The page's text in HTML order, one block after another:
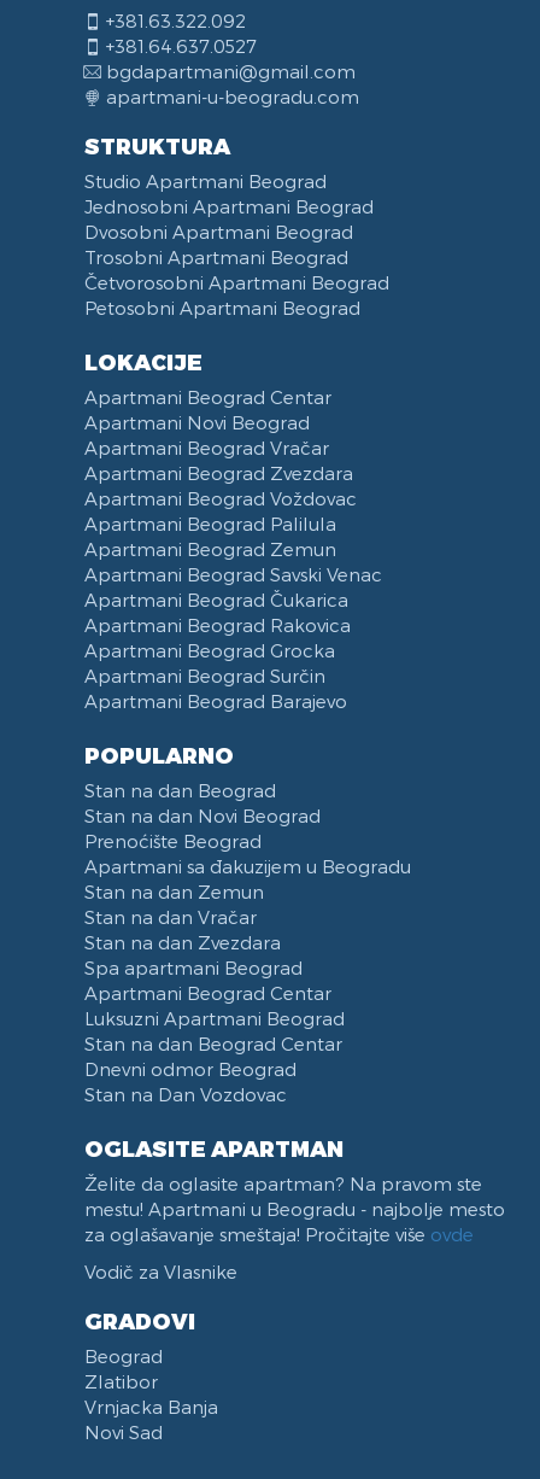
+381.63.322.092
+381.64.637.0527
bgdapartmani@gmail.com
apartmani-u-beogradu.com
STRUKTURA
Studio Apartmani Beograd
Jednosobni Apartmani Beograd
Dvosobni Apartmani Beograd
Trosobni Apartmani Beograd
Četvorosobni Apartmani Beograd
Petosobni Apartmani Beograd
LOKACIJE
Apartmani Beograd Centar
Apartmani Novi Beograd
Apartmani Beograd Vračar
Apartmani Beograd Zvezdara
Apartmani Beograd Voždovac
Apartmani Beograd Palilula
Apartmani Beograd Zemun
Apartmani Beograd Savski Venac
Apartmani Beograd Čukarica
Apartmani Beograd Rakovica
Apartmani Beograd Grocka
Apartmani Beograd Surčin
Apartmani Beograd Barajevo
POPULARNO
Stan na dan Beograd
Stan na dan Novi Beograd
Prenoćište Beograd
Apartmani sa đakuzijem u Beogradu
Stan na dan Zemun
Stan na dan Vračar
Stan na dan Zvezdara
Spa apartmani Beograd
Apartmani Beograd Centar
Luksuzni Apartmani Beograd
Stan na dan Beograd Centar
Dnevni odmor Beograd
Stan na Dan Vozdovac
OGLASITE APARTMAN
Želite da oglasite apartman? Na pravom ste
mestu! Apartmani u Beogradu - najbolje mesto
za oglašavanje smeštaja! Pročitajte više ovde
Vodič za Vlasnike
GRADOVI
Beograd
Zlatibor
Vrnjacka Banja
Novi Sad